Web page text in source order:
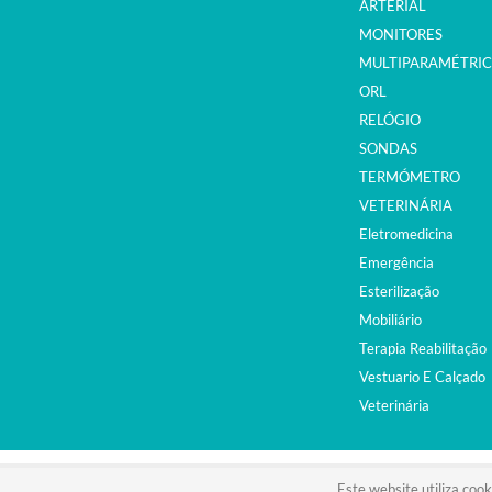
ARTERIAL
MONITORES
ORL
RELÓGIO
SONDAS
TERMÓMETRO
VETERINÁRIA
Eletromedicina
Emergência
Esterilização
Mobiliário
Terapia Reabilitação
Vestuario E Calçado
Veterinária